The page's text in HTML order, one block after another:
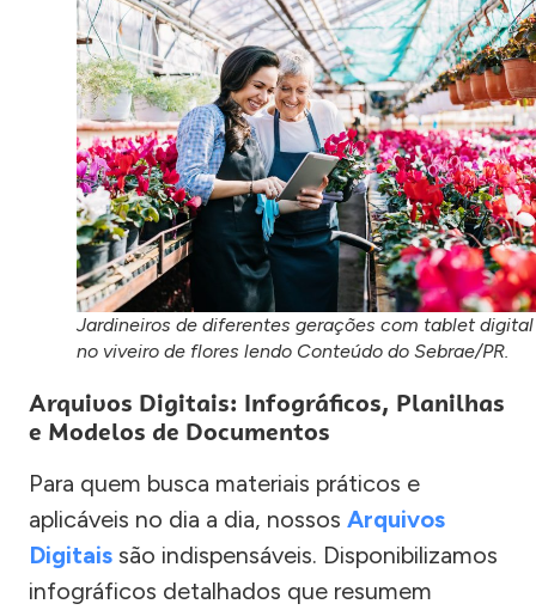
Jardineiros de diferentes gerações com tablet digital
no viveiro de flores lendo Conteúdo do Sebrae/PR.
Arquivos Digitais: Infográficos, Planilhas
e Modelos de Documentos
Para quem busca materiais práticos e
aplicáveis no dia a dia, nossos Arquivos
Digitais são indispensáveis. Disponibilizamos
infográficos detalhados que resumem